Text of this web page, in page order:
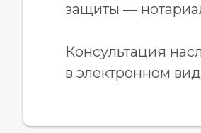
защиты —
Консультация
в электронном